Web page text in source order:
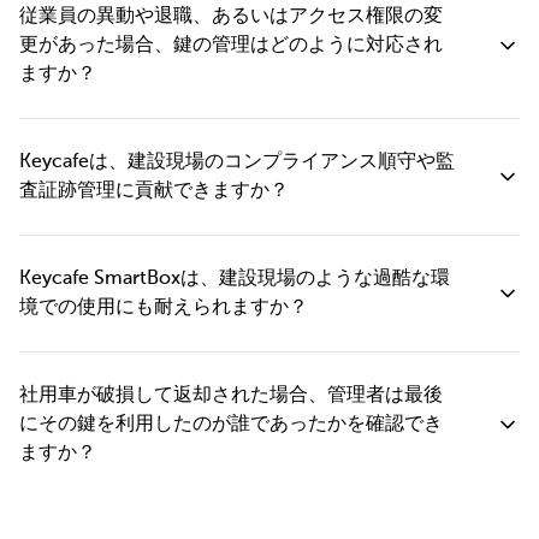
きめ細やかな運用が可能です。
元管理されます。プロジェクトマネージャーや管理者は、ダッシ
ュボードやモバイルアプリから、すべての現場の鍵の利用状況を
確認し、アクセス権限を設定し、各種レポートを取得することが
に、現場に物理的に立ち会う必要は一切なくなります。
従業員の異動や退職、あるいはアクセス権限の変
更があった場合、鍵の管理はどのように対応され
ますか？
限を瞬時に解除できます。権限が削除されたその瞬間から、対象
者のPINやアプリからのアクセスは無効となり、鍵の利用ができな
複数のプロジェクトを兼務する正社員の方など、多様な働き方に
対応した柔軟な鍵管理を実現し、セキュリティと業務効率を向上
させます。
Keycafeは、建設現場のコンプライアンス順守や監
査証跡管理に貢献できますか？
るまで、全ての鍵操作を詳細に記録します。ユーザーID、日時、
鍵情報が紐付けられ、確実な管理・追跡をサポートします。 記録
請求、設備稼働状況の確認、社内調査など、多岐にわたる用途で
ご活用いただけます。管理者は、必要な時にいつでも全ての履歴
にアクセスし、確認することができます。
Keycafe SmartBoxは、建設現場のような過酷な環
境での使用にも耐えられますか？
など、ビジネスでの設置に特化して設計されています。壁面設置
型で強固に固定できるため、現場事務所、社用車ヤード、機材置
き場など、様々な環境で安全にご利用いただけます。常設の施設
社用車が破損して返却された場合、管理者は最後
にその鍵を利用したのが誰であったかを確認でき
ますか？